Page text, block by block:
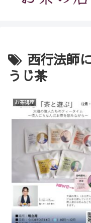
西行法師
うじ茶
お茶講座